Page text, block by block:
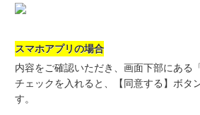
スマホアプリの場合
内容をご確認いただき、画面下部にある
チェックを入れると、【同意する】ボタ
す。